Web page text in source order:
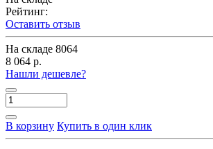
Рейтинг:
Оставить отзыв
На складе 8064
8 064 р.
Нашли дешевле?
В корзину Купить в один клик